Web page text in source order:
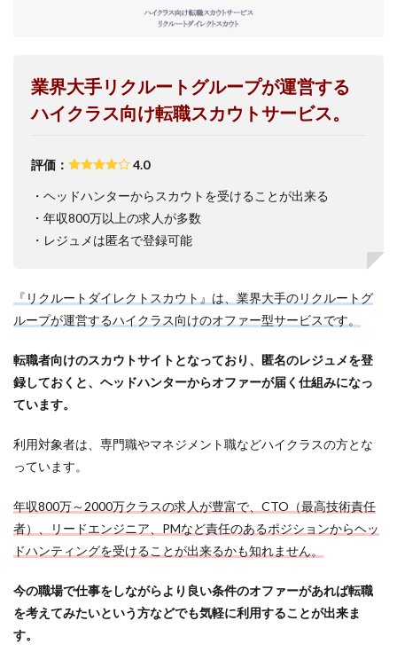
業界大手リクルートグループが運営する
ハイクラス向け転職スカウトサービス。
評価： 4.0
・ヘッドハンターからスカウトを受けることが出来る
・年収800万以上の求人が多数
・レジュメは匿名で登録可能
『リクルートダイレクトスカウト』は、業界大手のリクルートグ
ループが運営するハイクラス向けのオファー型サービスです。
転職者向けのスカウトサイトとなっており、匿名のレジュメを登
録しておくと、ヘッドハンターからオファーが届く仕組みになっ
ています。
利用対象者は、専門職やマネジメント職などハイクラスの方とな
っています。
年収800万～2000万クラスの求人が豊富で、CTO（最高技術責任
者）、リードエンジニア、PMなど責任のあるポジションからヘッ
ドハンティングを受けることが出来るかも知れません。
今の職場で仕事をしながらより良い条件のオファーがあれば転職
を考えてみたいという方などでも気軽に利用することが出来ま
す。